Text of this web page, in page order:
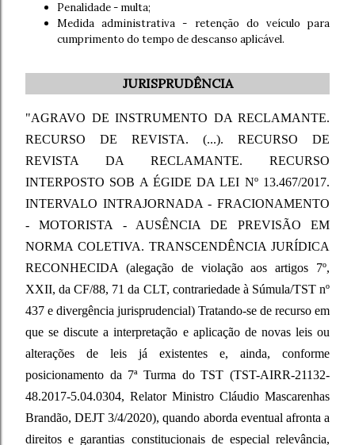
Penalidade - multa;
Medida administrativa - retenção do veículo para
cumprimento do tempo de descanso aplicável.
JURISPRUDÊNCIA
"AGRAVO DE INSTRUMENTO DA RECLAMANTE.
RECURSO DE REVISTA. (...). RECURSO DE
REVISTA DA RECLAMANTE. RECURSO
INTERPOSTO SOB A ÉGIDE DA LEI Nº 13.467/2017.
INTERVALO INTRAJORNADA - FRACIONAMENTO
- MOTORISTA - AUSÊNCIA DE PREVISÃO EM
NORMA COLETIVA. TRANSCENDÊNCIA JURÍDICA
RECONHECIDA (alegação de violação aos artigos 7º,
XXII, da CF/88, 71 da CLT, contrariedade à Súmula/TST nº
437 e divergência jurisprudencial) Tratando-se de recurso em
que se discute a interpretação e aplicação de novas leis ou
alterações de leis já existentes e, ainda, conforme
posicionamento da 7ª Turma do TST (TST-AIRR-21132-
48.2017-5.04.0304, Relator Ministro Cláudio Mascarenhas
Brandão, DEJT 3/4/2020), quando aborda eventual afronta a
direitos e garantias constitucionais de especial relevância,